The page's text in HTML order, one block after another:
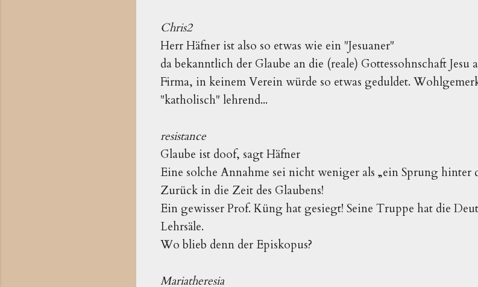
Chris2
Herr Häfner ist also so etwas wie ein "Jesuaner"
da bekanntlich der Glaube an die (reale) Gottessohnschaft
Firma, in keinem Verein würde so etwas geduldet.
"katholisch" lehrend...
resistance
Glaube ist doof, sagt Häfner
Eine solche Annahme sei nicht weniger als „ein Sprung hinter
Zurück in die Zeit des Glaubens!
Ein gewisser Prof. Küng hat gesiegt! Seine Truppe hat die
Lehrsäle.
Wo blieb denn der Episkopus?
Mariatheresia